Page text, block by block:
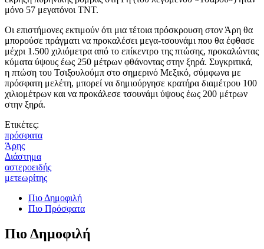
μόνο 57 μεγατόνοι ΤΝΤ.
Οι επιστήμονες εκτιμούν ότι μια τέτοια πρόσκρουση στον Άρη θα
μπορούσε πράγματι να προκαλέσει μεγα-τσουνάμι που θα έφθασε
μέχρι 1.500 χιλιόμετρα από το επίκεντρο της πτώσης, προκαλώντας
κύματα ύψους έως 250 μέτρων φθάνοντας στην ξηρά. Συγκριτικά,
η πτώση του Τσιξουλούμπ στο σημερινό Μεξικό, σύμφωνα με
πρόσφατη μελέτη, μπορεί να δημιούργησε κρατήρα διαμέτρου 100
χιλιομέτρων και να προκάλεσε τσουνάμι ύψους έως 200 μέτρων
στην ξηρά.
Ετικέτες:
πρόσφατα
Άρης
Διάστημα
αστεροειδής
μετεωρίτης
Πιο Δημοφιλή
Πιο Πρόσφατα
Πιο Δημοφιλή